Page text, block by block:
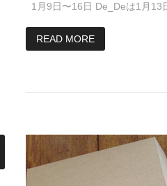
1月9日〜16日 De_Deは1月
READ MORE